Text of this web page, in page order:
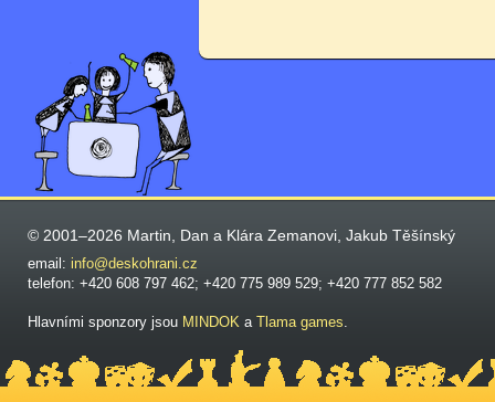
© 2001–2026 Martin, Dan a Klára Zemanovi, Jakub Těšínský
email: info@deskohrani.cz
telefon: +420 608 797 462; +420 775 989 529; +420 777 852 582
Hlavními sponzory jsou MINDOK a Tlama games.